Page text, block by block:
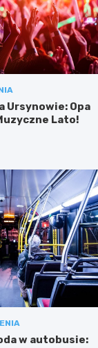
Ursynowie: Opa
Lato!
w autobusie: